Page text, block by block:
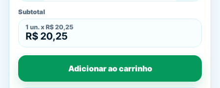
Subtotal
1 un. x R$ 20,25
R$ 20,25
Adicionar ao carrinho